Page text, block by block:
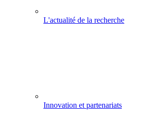
L'actualité de la recherche
Innovation et partenariats